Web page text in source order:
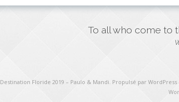
To all who come to
Destination Floride 2019 – Paulo & Mandi. Propulsé par WordPress